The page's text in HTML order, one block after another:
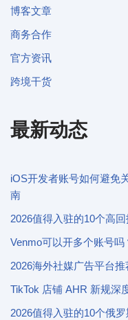
博客文章
商务合作
官方资讯
跨境干货
最新动态
iOS开发者账号如何避免
南
2026值得入驻的10个高
Venmo可以开多个账号
2026海外社媒广告平台
TikTok 店铺 AHR 新规深
2026值得入驻的10个俄